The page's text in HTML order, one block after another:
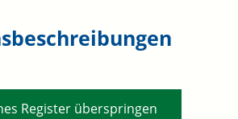
Register überspringen